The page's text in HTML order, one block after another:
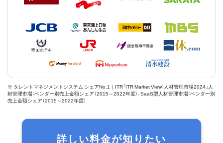
※ タレントマネジメントシステム シェアNo.1｜ITR「ITR Market View：人材管理市場2024」人
材管理市場：ベンダー別売上金額シェア（2015～2022年度）、SaaS型人材管理市場：ベンダー別
売上金額シェア（2015～2022年度）
詳しい料金が知りたい